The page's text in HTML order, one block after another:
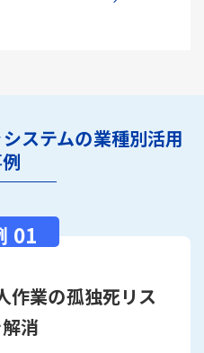
ステムの業種別活用
作業の孤独死リス
消